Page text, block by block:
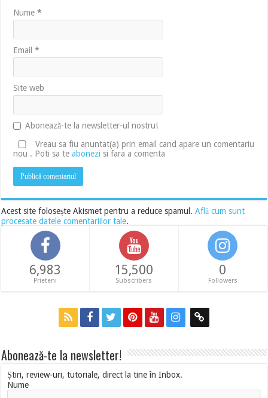
Nume*
Email*
Site web
Abonează-te la newsletter-ul nostru!
Vreau sa fiu anuntat(a) prin email cand apare un comentariu
nou . Poti sa teabonezi si fara a comenta
Acest site folosește Akismet pentru a reduce spamul.Află cum sunt
procesate datele comentariilor tale.
6,983
Prieteni
15,500
Subscribers
0
Followers
Abonează-te la newsletter!
Știri, review-uri, tutoriale, direct la tine în Inbox.
Nume